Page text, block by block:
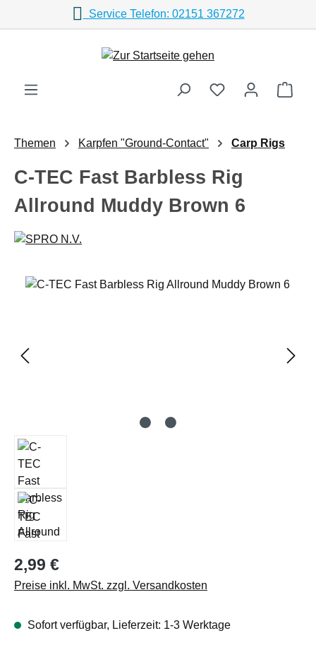
Zum Hauptinhalt springenService Telefon: 02151 367272
Themen Karpfen "Ground-Contact" Carp Rigs
C-TEC Fast Barbless Rig
Allround Muddy Brown 6
Bildergalerie überspringen
Regulärer Preis:
2,99 €
Preise inkl. MwSt. zzgl. Versandkosten
Sofort verfügbar, Lieferzeit: 1-3 Werktage